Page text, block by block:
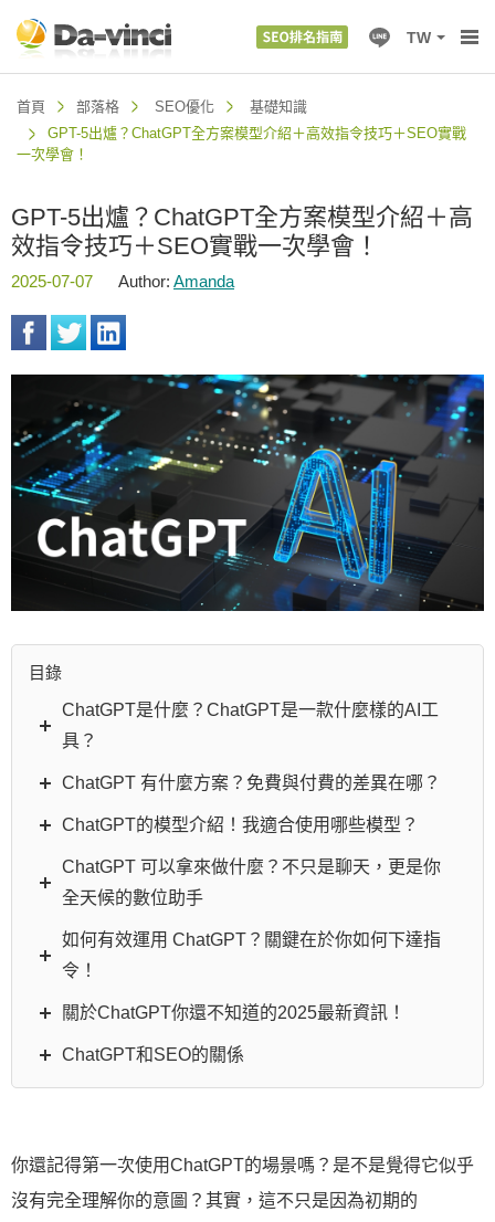
TW
首頁 部落格 SEO優化
基礎知識
GPT-5出爐？ChatGPT全方案模型介紹＋高效指令技巧＋SEO實戰
一次學會！
GPT-5出爐？ChatGPT全方案模型介紹＋高
效指令技巧＋SEO實戰一次學會！
2025-07-07 Author: Amanda
目錄
ChatGPT是什麼？ChatGPT是一款什麼樣的AI工
具？
ChatGPT 有什麼方案？免費與付費的差異在哪？
​​ChatGPT的模型介紹！我適合使用哪些模型？
ChatGPT 可以拿來做什麼？不只是聊天，更是你
全天候的數位助手
如何有效運用 ChatGPT？關鍵在於你如何下達指
令！
關於ChatGPT你還不知道的2025最新資訊！
ChatGPT和SEO的關係
你還記得第一次使用ChatGPT的場景嗎？是不是覺得它似乎
沒有完全理解你的意圖？其實，這不只是因為初期的